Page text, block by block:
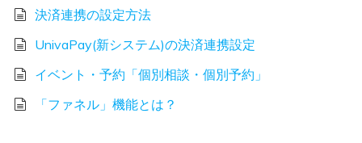
決済連携の設定方法
UnivaPay(新システム)の決済連携設定
イベント・予約「個別相談・個別予約」
「ファネル」機能とは？